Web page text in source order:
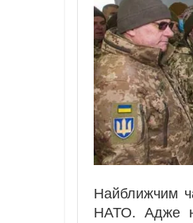
Найближчим
НАТО. Адже